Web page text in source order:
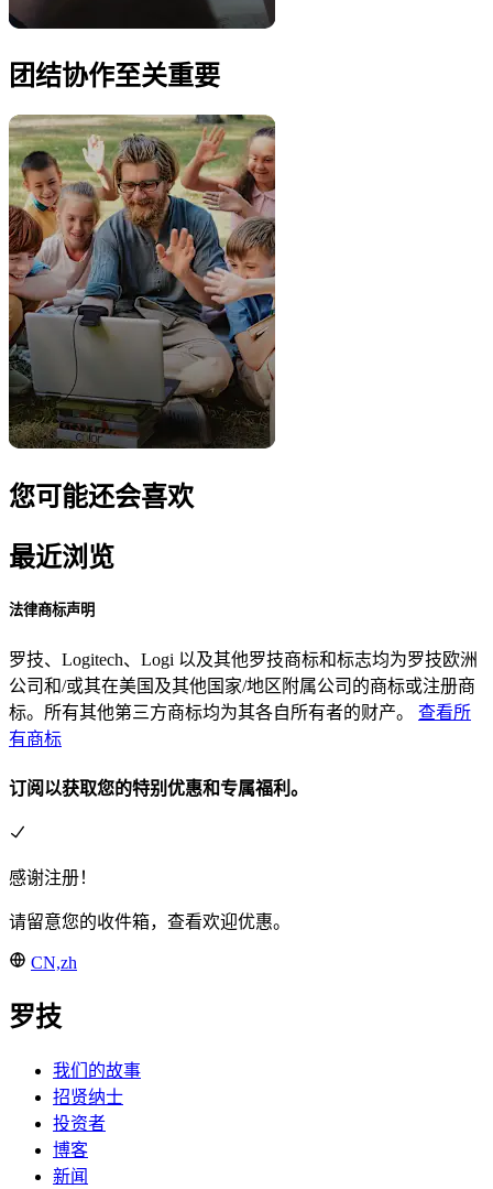
团结协作至关重要
您可能还会喜欢
最近浏览
法律商标声明
罗技、Logitech、Logi 以及其他罗技商标和标志均为罗技欧洲
公司和/或其在美国及其他国家/地区附属公司的商标或注册商
标。所有其他第三方商标均为其各自所有者的财产。 查看所
有商标
订阅以获取您的特别优惠和专属福利。
感谢注册！
请留意您的收件箱，查看欢迎优惠。
CN,zh
罗技
我们的故事
招贤纳士
投资者
博客
新闻